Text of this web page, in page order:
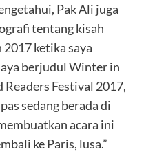
Pak Ali juga
tentang kisah
ketika saya
berjudul Winter in
Festival 2017,
sedang berada di
acara ini
ke Paris, lusa.”